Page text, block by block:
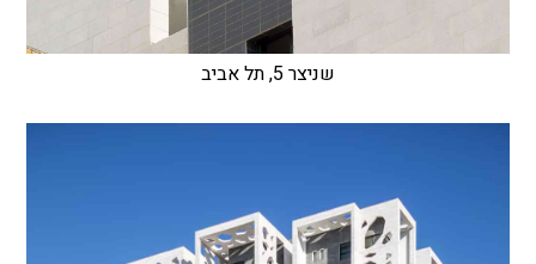
שניצר 5, תל אביב